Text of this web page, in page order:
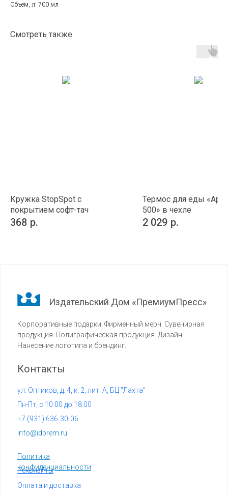
Объем, л: 700 мл
Смотреть также
Кружка StopSpot с
покрытием софт-тач
368 р.
Термос для еды
500» в чехле
2 029 р.
Издательский Дом «ПремиумПресс»
Корпоративные подарки. Фирменный мерч. Сувенирная
продукция. Полиграфическая продукция. Дизайн.
Нанесение логотипа и брендинг.
info@idprem.ru
Контакты
Политика
конфиденциальности
+7 (931) 636-30-06
Реквизиты
ул. Оптиков, д. 4, к. 2, лит. А, БЦ "Лахта"
Оплата и доставка
Пн-Пт, с 10:00 до 18:00